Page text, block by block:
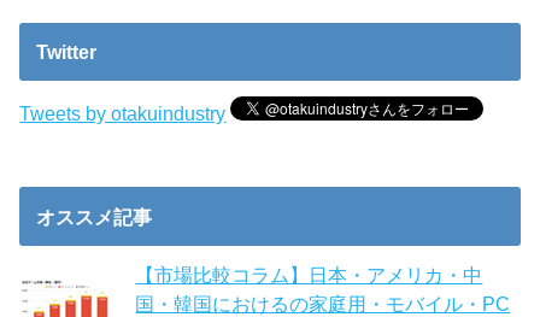
Twitter
Tweets by otakuindustry
オススメ記事
【市場比較コラム】日本・アメリカ・中
国・韓国におけるの家庭用・モバイル・PC